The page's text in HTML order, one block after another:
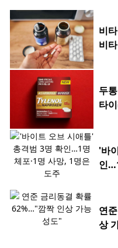
비
비
두
타
'바
인
연
상